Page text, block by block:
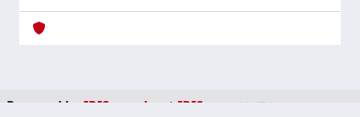
Powered by IRIS about IRIS